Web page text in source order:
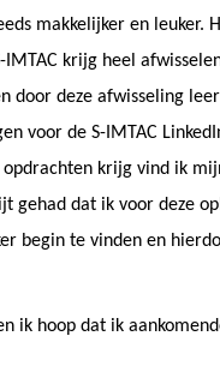
makkelijker en leuker.
krijg heel
door deze afwisseling
voor de S-IMTAC
krijg vind ik
gehad dat ik voor deze
begin te vinden en
ik hoop dat ik